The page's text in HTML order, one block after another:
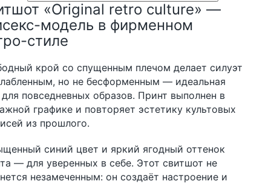
«Original retro culture» —
модель в фирменном
стиле
крой со спущенным плечом делает силуэт
но не бесформенным — идеальная
для повседневных образов. Принт выполнен в
графике и повторяет эстетику культовых
из прошлого.
синий цвет и яркий ягодный оттенок
— для уверенных в себе. Этот свитшот не
незамеченным: он создаёт настроение и